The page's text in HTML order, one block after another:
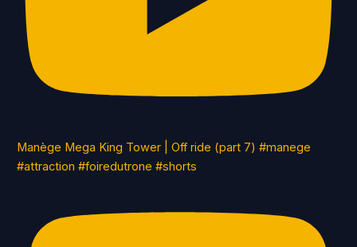
Manège Mega King Tower | Off ride (part 7) #manege
#attraction #foiredutrone #shorts